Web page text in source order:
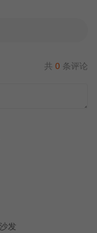
共 0 条评论
发